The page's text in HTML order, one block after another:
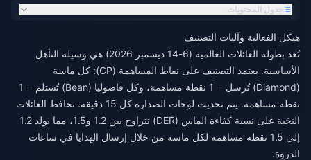
جدول المحتويات
هيكل الفعالية وآليات التصنيف
تُعد بطولة العائلات العالمية (6-14 ديسمبر 2026) هي وسيلة التأهل
الأساسية. يعتمد التصنيف على نقاط المساهمة (CP): كل ماسة
(Diamond) تُرسل = 1 نقطة مساهمة، وكل فاصوليا (Bean) تُستلم = 1
نقطة مساهمة. يتم تحديث لوحات الصدارة كل 15 دقيقة. تحافظ العائلات
النخبة على نسبة كفاءة الماس (DER) تتراوح بين 1.2 و1.5، مما يولد 1.2
إلى 1.5 نقطة مساهمة لكل ماسة من خلال إرسال الهدايا في ساعات
الذروة.